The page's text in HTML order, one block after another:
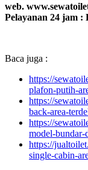
web.
Pelayanan 24 jam :
Baca juga :
https://
plafon-putih-
https://
back-area-
https://
model-bundar-
https://
single-cabin-